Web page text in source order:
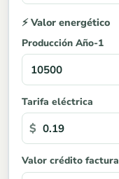
⚡ Valor energético
Producción Año-1
Tarifa eléctrica
$
Valor crédito factura